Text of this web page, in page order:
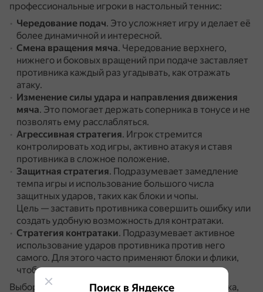
профессиональные игроки в настольный теннис:
Чередование подач. Это усложняет игру и делает её
более динамичной и интересной.
Смена вращения мяча. Чередование верхнего,
нижнего и боковых вращений при подаче заставляет
противника каждый раз угадывать, как отражать
атаку.
Изменение силы удара и направления движения
мяча. Это помогает держать соперника в тонусе и не
позволять ему расслабляться.
Агрессивная стратегия. Игрок стремится
контролировать ход игры, активно атакуя и ставя
противника в сложное положение.
Защитная стратегия. Подразумевает замедление
темпа игры и использование большого числа
защитных ударов, таких как блоки и чопы.
Цель — заставить противника совершить ошибку или
создать удобную возможность для контратаки.
Стратегия контратаки. Подразумевает активное
использование ударов противника против него
самого. Для этого часто применяют блоки и флики,
чтобы взять инициативу в свои руки.
Выбор стратегии зависит от уровня навыков игрока,
Поиск в Яндексе